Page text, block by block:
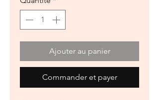
Ajouter au panier
Commander et payer